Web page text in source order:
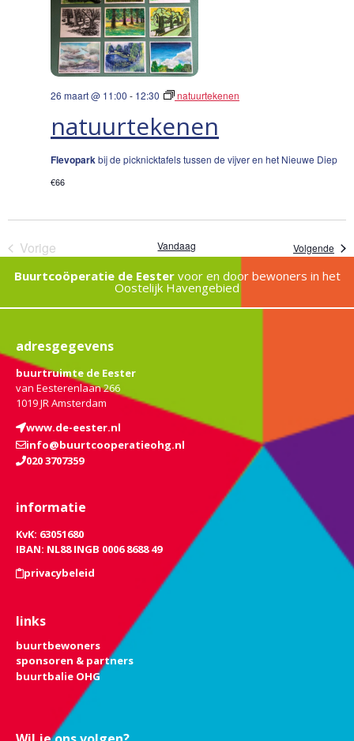
natuurtekenen
26 maart @ 11:00 - 12:30 natuurtekenen
Flevoparkbij de picknicktafels tussen de vijver en het Nieuwe Diep
€66
Vorige Vandaag Volgende
Buurtcoöperatie de Eestervoor en door bewoners in het
Oostelijk Havengebied
adresgegevens
buurtruimte de Eester
van Eesterenlaan 266
1019 JR Amsterdam
www.de-eester.nl
info@buurtcooperatieohg.nl
020 3707359
informatie
KvK: 63051680
IBAN: NL88 INGB 0006 8688 49
privacybeleid
links
buurtbewoners
sponsoren & partners
buurtbalie OHG